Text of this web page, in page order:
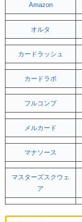
Amazon
オルタ
カードラッシュ
カードラボ
フルコンプ
メルカード
マナソース
マスターズスクウェ
ア